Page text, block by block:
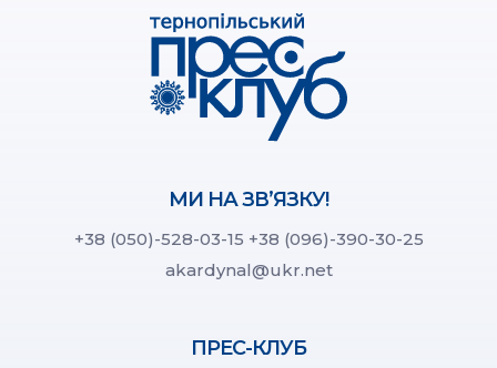
МИ НА ЗВ’ЯЗКУ!
+38 (050)-528-03-15 +38 (096)-390-30-25
akardynal@ukr.net
ПРЕС-КЛУБ